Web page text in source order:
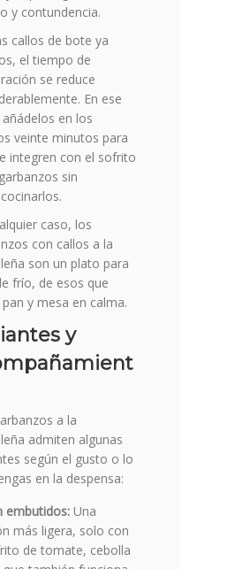
y contundencia.
callos de bote ya
el tiempo de
se reduce
En ese
en los
veinte minutos para
integren con el sofrito
sin
caso, los
con callos a la
son un plato para
frío, de esos que
pan y mesa en calma.
y
a la
admiten algunas
según el gusto o lo
en la despensa:
embutidos: Una
más ligera, solo con
de tomate, cebolla